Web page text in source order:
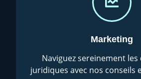
Marketing
Naviguez sereinement
juridiques avec nos conseils